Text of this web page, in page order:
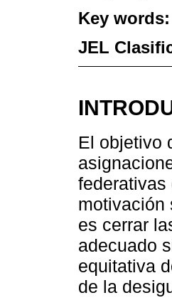
Key words:
JEL
El objetivo
federativas
motivación
es cerrar
adecuado
equitativa
de la